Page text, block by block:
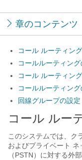
章のコンテンツ
コール ルーティン
コールルーティン
コール ルーティン
コールルーティング
回線グループの設定
コール ルー
このシステムでは、ク
およびプライベート
（PSTN）に対する外